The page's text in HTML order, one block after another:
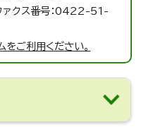
クス番号：0422-51-
ご利用ください。